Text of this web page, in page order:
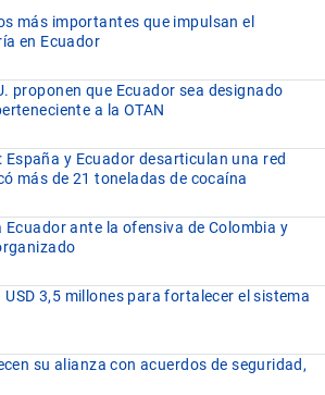
más importantes que impulsan el
en Ecuador
proponen que Ecuador sea designado
a la OTAN
y Ecuador desarticulan una red
más de 21 toneladas de cocaína
Ecuador ante la ofensiva de Colombia y
3,5 millones para fortalecer el sistema
su alianza con acuerdos de seguridad,